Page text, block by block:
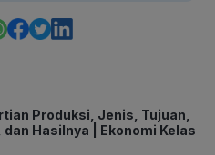
Produksi, Jenis, Tujuan,
dan Hasilnya | Ekonomi Kelas